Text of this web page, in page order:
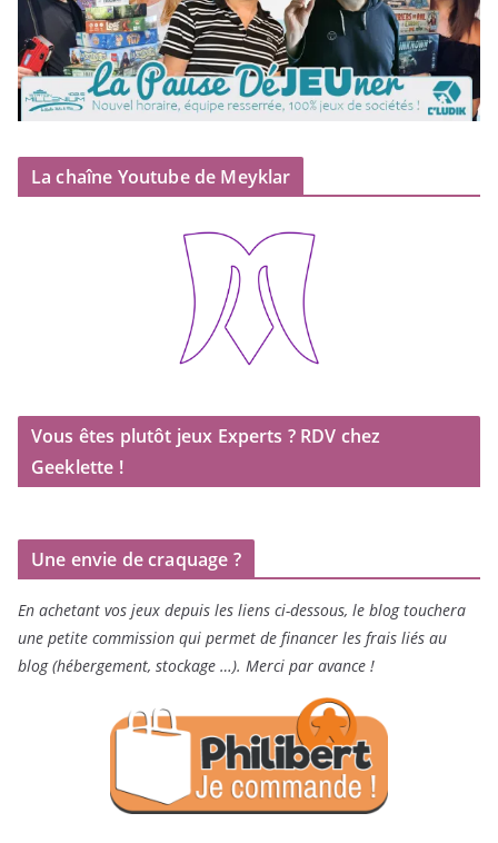
La chaîne Youtube de Meyklar
Vous êtes plutôt jeux Experts ? RDV chez
Geeklette !
Une envie de craquage ?
En achetant vos jeux depuis les liens ci-dessous, le blog touchera
une petite commission qui permet de financer les frais liés au
blog (hébergement, stockage …). Merci par avance !